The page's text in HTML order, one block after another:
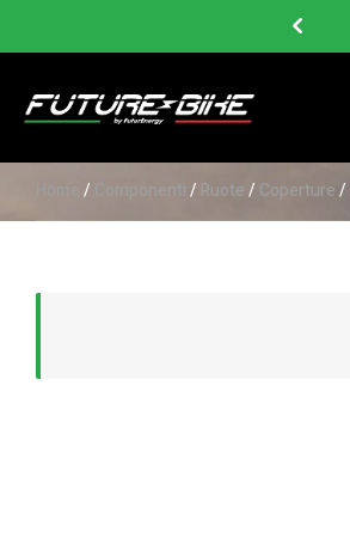
/ Componenti/ Ruote/ Coperture/